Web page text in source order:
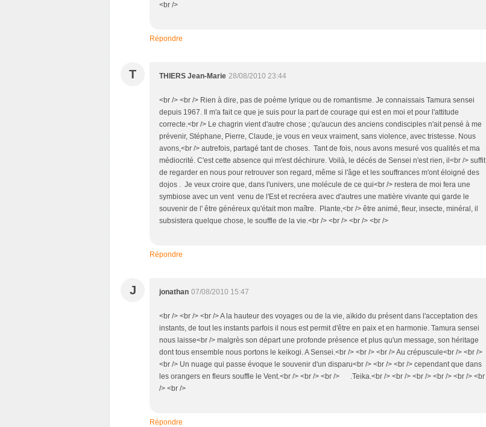
<br />
Répondre
T THIERS Jean-Marie 28/08/2010 23:44
<br /> <br /> Rien à dire, pas de poème lyrique ou de romantisme. Je connaissais Tamura sensei
depuis 1967. Il m'a fait ce que je suis pour la part de courage qui est en moi et pour l'attitude
correcte.<br /> Le chagrin vient d'autre chose ; qu'aucun des anciens condisciples n'ait pensé à me
prévenir, Stéphane, Pierre, Claude, je vous en veux vraiment, sans violence, avec tristesse. Nous
avons,<br /> autrefois, partagé tant de choses. Tant de fois, nous avons mesuré vos qualités et ma
médiocrité. C'est cette absence qui m'est déchirure. Voilà, le décés de Sensei n'est rien, il<br /> suffit
de regarder en nous pour retrouver son regard, même si l'âge et les souffrances m'ont éloigné des
dojos . Je veux croire que, dans l'univers, une molécule de ce qui<br /> restera de moi fera une
symbiose avec un vent venu de l'Est et recréera avec d'autres une matière vivante qui garde le
souvenir de l' être généreux qu'était mon maître. Plante,<br /> être animé, fleur, insecte, minéral, il
subsistera quelque chose, le souffle de la vie.<br /> <br /> <br /> <br />
Répondre
J jonathan 07/08/2010 15:47
<br /> <br /> <br /> A la hauteur des voyages ou de la vie, aïkido du présent dans l'acceptation des
instants, de tout les instants parfois il nous est permit d'être en paix et en harmonie. Tamura sensei
nous laisse<br /> malgrès son départ une profonde présence et plus qu'un message, son héritage
dont tous ensemble nous portons le keikogi. A Sensei.<br /> <br /> <br /> Au crépuscule<br /> <br />
<br /> Un nuage qui passe évoque le souvenir d'un disparu<br /> <br /> <br /> cependant que dans
les orangers en fleurs souffle le Vent.<br /> <br /> <br /> .Teika.<br /> <br /> <br /> <br /> <br /> <br
/> <br />
Répondre